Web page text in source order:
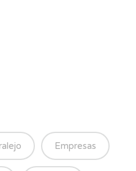
Empresas